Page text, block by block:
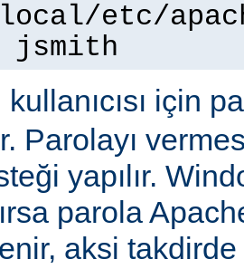
etc/
jsmith
kullanıcısı için
Parolayı
yapılır.
parola
aksi